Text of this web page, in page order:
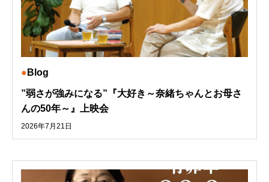
Blog
”弱さが強みになる”『大好き～奈緒ちゃんとお母さ
んの50年～』上映会
2026年7月21日